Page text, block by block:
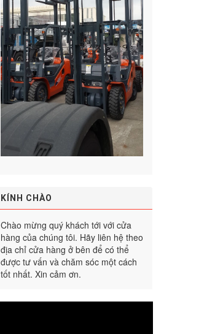
KÍNH CHÀO
Chào mừng quý khách tới với cửa
hàng của chúng tôi. Hãy liên hệ theo
địa chỉ cửa hàng ở bên để có thể
được tư vấn và chăm sóc một cách
tốt nhất. Xin cảm ơn.